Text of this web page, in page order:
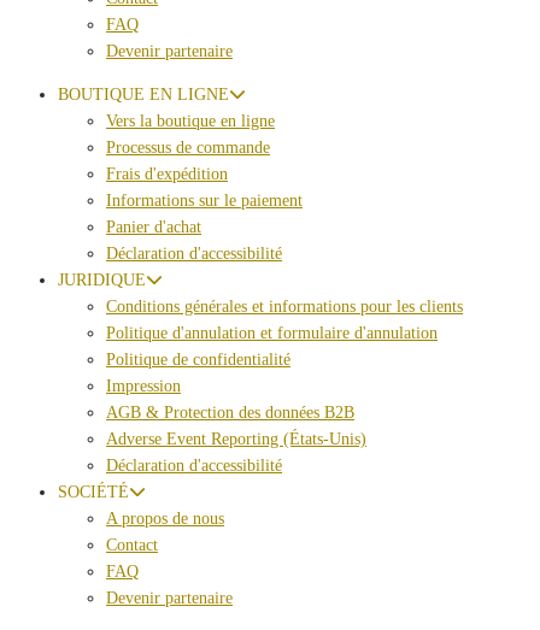
FAQ
Devenir partenaire
BOUTIQUE EN LIGNE
Vers la boutique en ligne
Processus de commande
Frais d'expédition
Informations sur le paiement
Panier d'achat
Déclaration d'accessibilité
JURIDIQUE
Conditions générales et informations pour les clients
Politique d'annulation et formulaire d'annulation
Politique de confidentialité
Impression
AGB & Protection des données B2B
Adverse Event Reporting (États-Unis)
Déclaration d'accessibilité
SOCIÉTÉ
A propos de nous
Contact
FAQ
Devenir partenaire